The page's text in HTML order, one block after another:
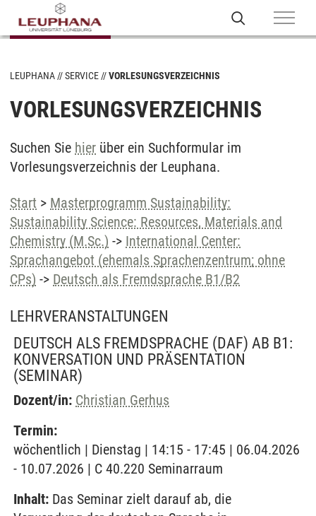
LEUPHANA SERVICE VORLESUNGSVERZEICHNIS
VORLESUNGSVERZEICHNIS
Suchen Sie hier über ein Suchformular im
Vorlesungsverzeichnis der Leuphana.
Start > Masterprogramm Sustainability:
Sustainability Science: Resources, Materials and
Chemistry (M.Sc.) -> International Center:
Sprachangebot (ehemals Sprachenzentrum; ohne
CPs) -> Deutsch als Fremdsprache B1/B2
LEHRVERANSTALTUNGEN
DEUTSCH ALS FREMDSPRACHE (DAF) AB B1:
KONVERSATION UND PRÄSENTATION
(SEMINAR)
Dozent/in: Christian Gerhus
Termin:
wöchentlich | Dienstag | 14:15 - 17:45 | 06.04.2026
- 10.07.2026 | C 40.220 Seminarraum
Inhalt: Das Seminar zielt darauf ab, die